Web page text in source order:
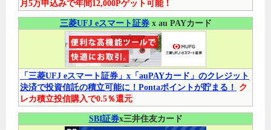
月5万申込みで年間12,000Pゲット可能！
三菱UFJ eスマート証券x au PAYカード
「三菱UFJ eスマート証券」x「auPAYカード」のクレジット
決済で投資信託の積立可能に！Pontaポイントが貯まる！
ク
レカ積立投信購入で0.5％還元
SBI証券x三井住友カード